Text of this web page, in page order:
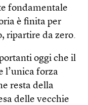
fondamentale
è finita per
ripartire da zero.
oggi che il
l’unica forza
resta della
delle vecchie